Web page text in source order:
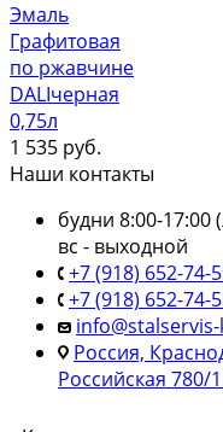
Эмаль
Графитовая
по ржавчине
DALIчерная
0,75л
1 535 руб.
Наши контакты
будни 8:00-17:00
вс - выходной
+7 (918) 652-74-
+7 (918) 652-74-
Россия,
Российская